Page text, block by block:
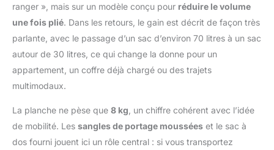
ranger », mais sur un modèle conçu pour réduire le volume
une fois plié. Dans les retours, le gain est décrit de façon très
parlante, avec le passage d’un sac d’environ 70 litres à un sac
autour de 30 litres, ce qui change la donne pour un
appartement, un coffre déjà chargé ou des trajets
multimodaux.
La planche ne pèse que 8 kg, un chiffre cohérent avec l’idée
de mobilité. Les sangles de portage moussées et le sac à
dos fourni jouent ici un rôle central : si vous transportez